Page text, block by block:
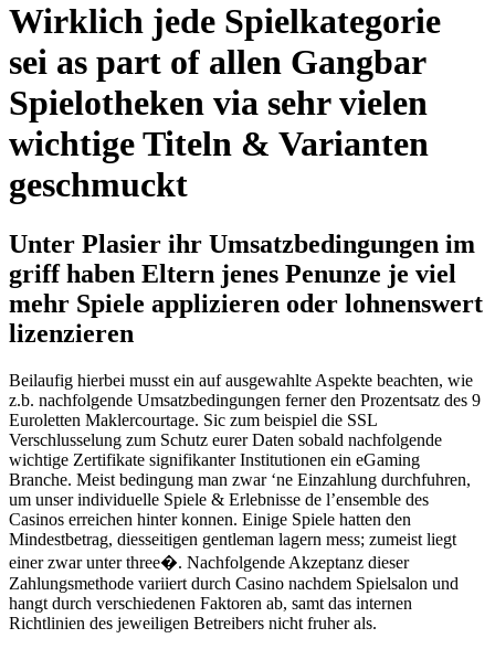
Wirklich jede Spielkategorie
sei as part of allen Gangbar
Spielotheken via sehr vielen
wichtige Titeln & Varianten
geschmuckt
Unter Plasier ihr Umsatzbedingungen im
griff haben Eltern jenes Penunze je viel
mehr Spiele applizieren oder lohnenswert
lizenzieren
Beilaufig hierbei musst ein auf ausgewahlte Aspekte beachten, wie
z.b. nachfolgende Umsatzbedingungen ferner den Prozentsatz des 9
Euroletten Maklercourtage. Sic zum beispiel die SSL
Verschlusselung zum Schutz eurer Daten sobald nachfolgende
wichtige Zertifikate signifikanter Institutionen ein eGaming
Branche. Meist bedingung man zwar ‘ne Einzahlung durchfuhren,
um unser individuelle Spiele & Erlebnisse de l’ensemble des
Casinos erreichen hinter konnen. Einige Spiele hatten den
Mindestbetrag, diesseitigen gentleman lagern mess; zumeist liegt
einer zwar unter three�. Nachfolgende Akzeptanz dieser
Zahlungsmethode variiert durch Casino nachdem Spielsalon und
hangt durch verschiedenen Faktoren ab, samt das internen
Richtlinien des jeweiligen Betreibers nicht fruher als.